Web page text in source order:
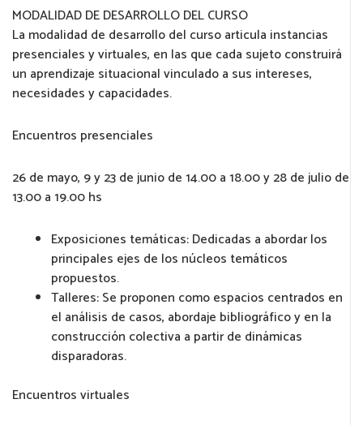
MODALIDAD DE DESARROLLO DEL CURSO
La modalidad de desarrollo del curso articula instancias
presenciales y virtuales, en las que cada sujeto construirá
un aprendizaje situacional vinculado a sus intereses,
necesidades y capacidades.
Encuentros presenciales
26 de mayo, 9 y 23 de junio de 14.00 a 18.00 y 28 de julio de
13.00 a 19.00 hs
Exposiciones temáticas: Dedicadas a abordar los
principales ejes de los núcleos temáticos
propuestos.
Talleres: Se proponen como espacios centrados en
el análisis de casos, abordaje bibliográfico y en la
construcción colectiva a partir de dinámicas
disparadoras.
Encuentros virtuales